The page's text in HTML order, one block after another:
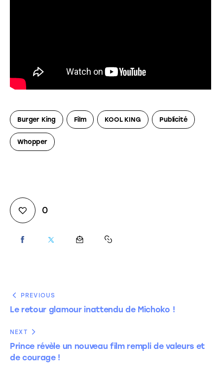
Burger King Film KOOL KING Publicité
Whopper
0
PREVIOUS
Le retour glamour inattendu de Michoko !
NEXT
Prince révèle un nouveau film rempli de valeurs et
de courage !